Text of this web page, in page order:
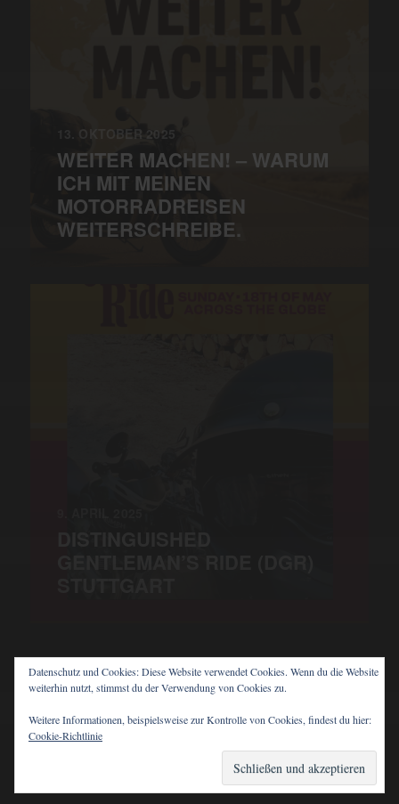
13. OKTOBER 2025
WEITER MACHEN! – WARUM
ICH MIT MEINEN
MOTORRADREISEN
WEITERSCHREIBE.
ANDERS NORÉN
Datenschutz und Cookies: Diese Website verwendet Cookies. Wenn du die Website
weiterhin nutzt, stimmst du der Verwendung von Cookies zu.
Weitere Informationen, beispielsweise zur Kontrolle von Cookies, findest du hier:
Cookie-Richtlinie